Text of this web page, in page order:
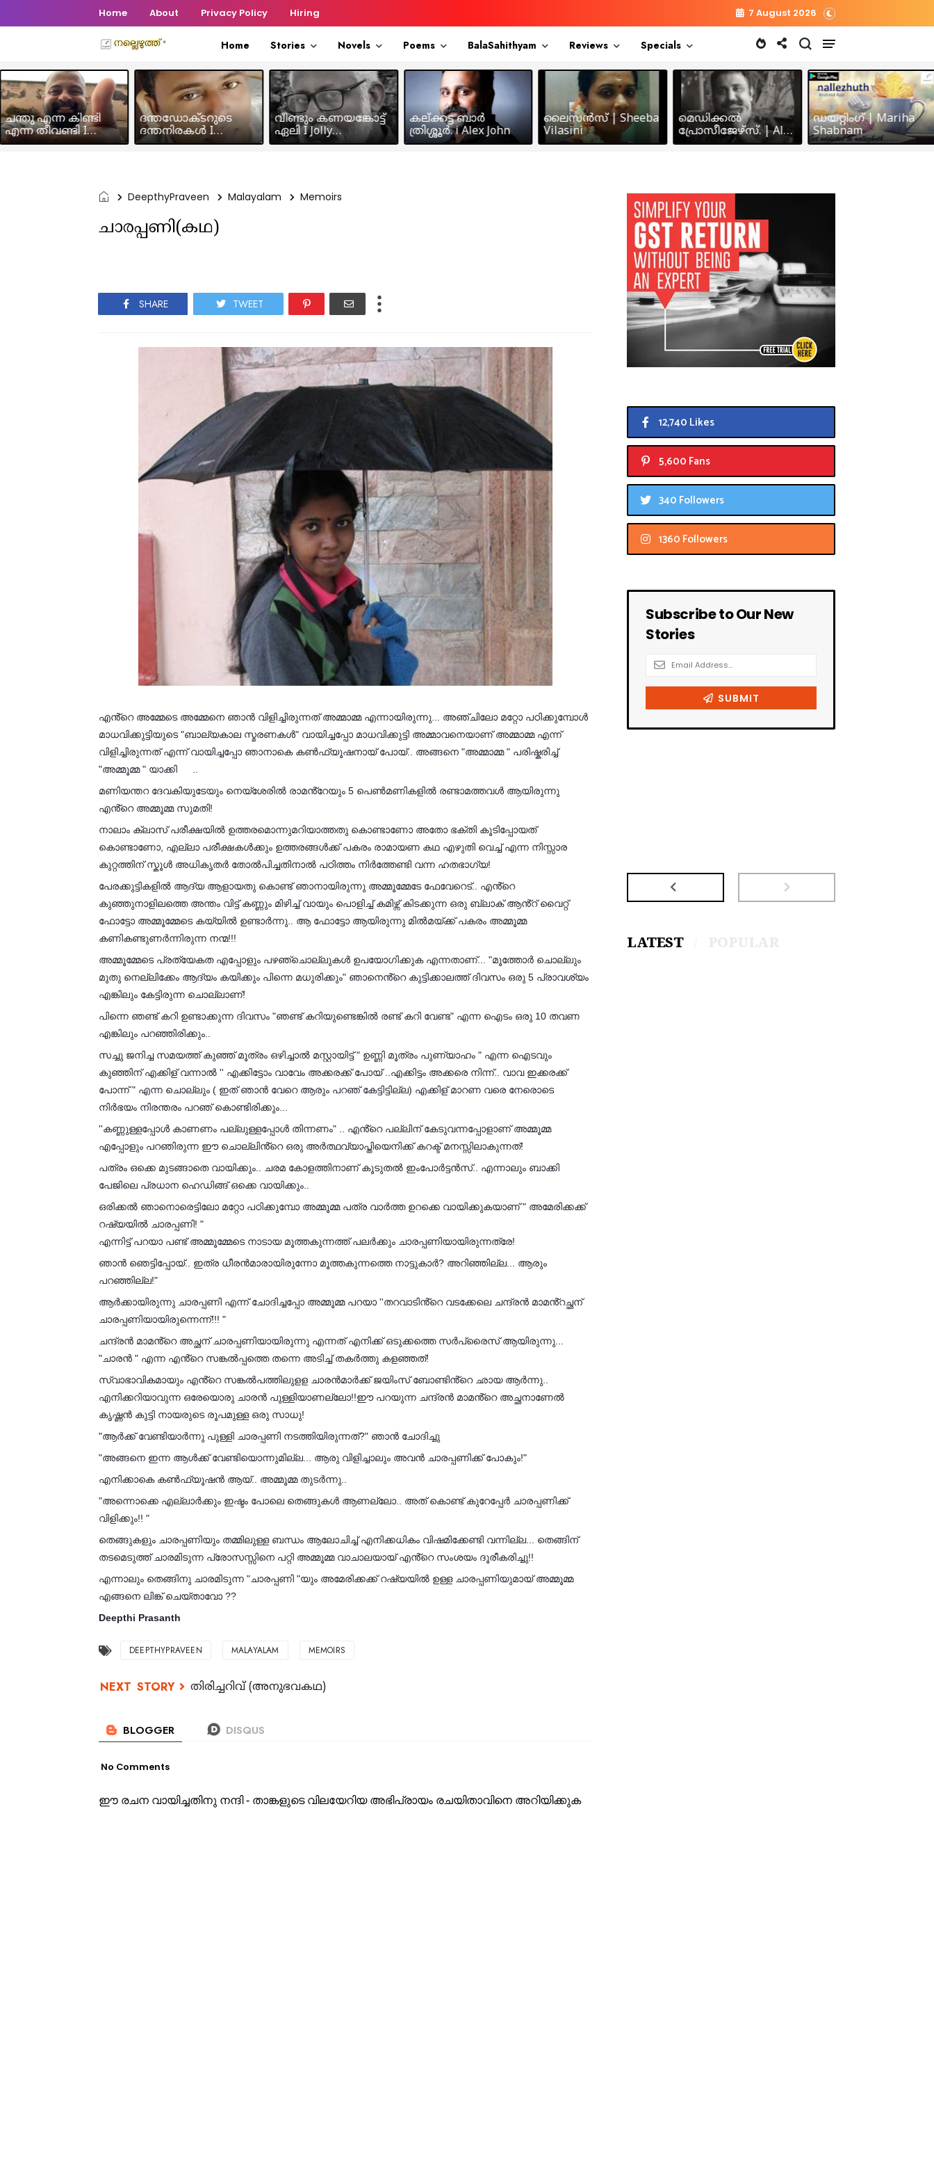
Home About Privacy Policy Hiring 7 August 2026
Home Stories Novels Poems BalaSahithyam Reviews Specials
ചന്തു എന്ന കിണ്ടി
എന്ന തീവണ്ടി I
Humour Story I Rajeev
ദന്തഡോക്ടറുടെ
ദന്തനിരകൾ I
Humour I Hussain MK
വീണ്ടും കണയങ്കോട്ട്
ഏലി I Jolly
Chakramakkil
കല്ക്കട്ട ബാർ
ത്രിശ്ശൂർ. i Alex John
ലൈസൻസ് | Sheeba
Vilasini
മെഡിക്കൽ
പ്രോസീജേഴ്സ്‌. | Alex
John
ഡയറ്റിംഗ് | Mariha
Shabnam
DeepthyPraveen Malayalam Memoirs
ചാരപ്പണി(കഥ)
SHARE TWEET
എൻ്റെ അമ്മേടെ അമ്മേനെ ഞാൻ വിളിച്ചിരുന്നത് അമ്മാമ്മ എന്നായിരുന്നു... അഞ്ചിലോ മറ്റോ പഠിക്കുമ്പോൾ
മാധവിക്കുട്ടിയുടെ "ബാല്യകാല സ്മരണകൾ" വായിച്ചപ്പോ മാധവിക്കുട്ടി അമ്മാവനെയാണ് അമ്മാമ്മ എന്ന്
വിളിച്ചിരുന്നത് എന്ന് വായിച്ചപ്പോ ഞാനാകെ കൺഫ്യൂഷനായ് പോയ്.. അങ്ങനെ "അമ്മാമ്മ " പരിഷ്കരിച്ച്
"അമ്മൂമ്മ " യാക്കി
മണിയന്തറ ദേവകിയുടേയും നെയ്ശേരിൽ രാമൻ്റേയും 5 പെൺമണികളിൽ രണ്ടാമത്തവൾ ആയിരുന്നു
എൻ്റെ അമ്മൂമ്മ സുമതി!
നാലാം ക്ലാസ് പരീക്ഷയിൽ ഉത്തരമൊന്നുമറിയാത്തതു കൊണ്ടാണോ അതോ ഭക്തി കൂടിപ്പോയത്
കൊണ്ടാണോ, എല്ലാ പരീക്ഷകൾക്കും ഉത്തരങ്ങൾക്ക് പകരം രാമായണ കഥ എഴുതി വെച്ച് എന്ന നിസ്സാര
കുറ്റത്തിന് സ്കൂൾ അധികൃതർ തോൽപിച്ചതിനാൽ പഠിത്തം നിർത്തേണ്ടി വന്ന ഹതഭാഗ്യ!
പേരക്കുട്ടികളിൽ ആദ്യ ആളായതു കൊണ്ട് ഞാനായിരുന്നു അമ്മൂമ്മേടേ ഫേവേറെട്.. എൻ്റെ
കുഞ്ഞുനാളിലത്തെ അന്തം വിട്ട് കണ്ണും മിഴിച്ച് വായും പൊളിച്ച് കമിഴ്ന്ന് കിടക്കുന്ന ഒരു ബ്ലാക് ആൻ്റ് വൈറ്റ്
ഫോട്ടോ അമ്മൂമ്മേടെ കയ്യിൽ ഉണ്ടാർന്നു.. ആ ഫോട്ടോ ആയിരുന്നു മിൽമയ്ക്ക് പകരം അമ്മൂമ്മ
കണികണ്ടുണർന്നിരുന്ന നന്മ!!!
അമ്മൂമ്മേടെ പ്രത്യേകത എപ്പോളും പഴഞ്ചൊല്ലുകൾ ഉപയോഗിക്കുക എന്നതാണ്... "മൂത്തോർ ചൊല്ലും
മുതു നെല്ലിക്കേം ആദ്യം കയിക്കും പിന്നെ മധുരിക്കും" ഞാനെൻ്റെ കുട്ടിക്കാലത്ത് ദിവസം ഒരു 5 പ്രാവശ്യം
എങ്കിലും കേട്ടിരുന്ന ചൊല്ലാണ്!
പിന്നെ ഞണ്ട് കറി ഉണ്ടാക്കുന്ന ദിവസം "ഞണ്ട് കറിയുണ്ടെങ്കിൽ രണ്ട് കറി വേണ്ട" എന്ന ഐടം ഒരു 10 തവണ
എങ്കിലും പറഞ്ഞിരിക്കും..
സച്ചു ജനിച്ച സമയത്ത് കുഞ്ഞ് മൂത്രം ഒഴിച്ചാൽ മസ്റ്റായിട്ട് " ഉണ്ണി മൂത്രം പുണ്യാഹം " എന്ന ഐടവും
കുഞ്ഞിന് എക്കിള് വന്നാൽ '' എക്കിട്ടോം വാവേം അക്കരക്ക് പോയ് ..എക്കിട്ടം അക്കരെ നിന്ന്.. വാവ ഇക്കരക്ക്
പോന്ന് " എന്ന ചൊല്ലും ( ഇത് ഞാൻ വേറെ ആരും പറഞ് കേട്ടിട്ടില്ല) എക്കിള് മാറണ വരെ നേരൊടെ
നിർഭയം നിരന്തരം പറഞ് കൊണ്ടിരിക്കും...
''കണ്ണുള്ളപ്പോൾ കാണണം പല്ലുള്ളപ്പോൾ തിന്നണം" .. എൻ്റെ പല്ലിന് കേടുവന്നപ്പോളാണ് അമ്മൂമ്മ
എപ്പോളും പറഞിരുന്ന ഈ ചൊല്ലിൻ്റെ ഒരു അർത്ഥവ്യാപ്തിയെനിക്ക് കറക്ട് മനസ്സിലാകുന്നത്!
പത്രം ഒക്കെ മുടങ്ങാതെ വായിക്കും.. ചരമ കോളത്തിനാണ് കൂടുതൽ ഇംപോർട്ടൻസ്.. എന്നാലും ബാക്കി
പേജിലെ പ്രധാന ഹെഡിങ്ങ് ഒക്കെ വായിക്കും..
ഒരിക്കൽ ഞാനൊരെട്ടിലോ മറ്റോ പഠിക്കുമ്പോ അമ്മൂമ്മ പത്ര വാർത്ത ഉറക്കെ വായിക്കുകയാണ് " അമേരിക്കക്ക്
റഷ്യയിൽ ചാരപ്പണി! "
എന്നിട്ട് പറയാ പണ്ട് അമ്മൂമ്മേടെ നാടായ മൂത്തകുന്നത്ത് പലർക്കും ചാരപ്പണിയായിരുന്നത്രേ!
ഞാൻ ഞെട്ടിപ്പോയ്.. ഇത്ര ധീരൻമാരായിരുന്നോ മൂത്തകുന്നത്തെ നാട്ടുകാർ? അറിഞ്ഞില്ല... ആരും
പറഞ്ഞില്ല!"
ആർക്കായിരുന്നു ചാരപ്പണി എന്ന് ചോദിച്ചപ്പോ അമ്മൂമ്മ പറയാ ''തറവാടിൻ്റെ വടക്കേലെ ചന്ദ്രൻ മാമൻ്റച്ഛന്
ചാരപ്പണിയായിരുന്നെന്ന്!!! "
ചന്ദ്രൻ മാമൻ്റെ അച്ഛന് ചാരപ്പണിയായിരുന്നു എന്നത് എനിക്ക് ഒടുക്കത്തെ സർപ്രൈസ് ആയിരുന്നു...
"ചാരൻ " എന്ന എൻ്റെ സങ്കൽപ്പത്തെ തന്നെ അടിച്ച് തകർത്തു കളഞ്ഞത്!
സ്വാഭാവികമായും എൻ്റെ സങ്കൽപത്തിലുളള ചാരൻമാർക്ക് ജയിംസ് ബോണ്ടിൻ്റെ ഛായ ആർന്നു..
എനിക്കറിയാവുന്ന ഒരേയൊരു ചാരൻ പുള്ളിയാണല്ലോ!!ഈ പറയുന്ന ചന്ദ്രൻ മാമൻ്റെ അച്ഛനാണേൽ
കൃഷ്ണൻ കുട്ടി നായരുടെ രൂപമുള്ള ഒരു സാധു!
"ആർക്ക് വേണ്ടിയാർന്നു പുള്ളി ചാരപ്പണി നടത്തിയിരുന്നത്?" ഞാൻ ചോദിച്ചു
"അങ്ങനെ ഇന്ന ആൾക്ക് വേണ്ടിയൊന്നുമില്ല... ആരു വിളിച്ചാലും അവൻ ചാരപ്പണിക്ക് പോകും!"
എനിക്കാകെ കൺഫ്യൂഷൻ ആയ്.. അമ്മൂമ്മ തുടർന്നു..
"അന്നൊക്കെ എല്ലാർക്കും ഇഷ്ടം പോലെ തെങ്ങുകൾ ആണല്ലോ.. അത് കൊണ്ട് കുറേപ്പേർ ചാരപ്പണിക്ക്
വിളിക്കും!! "
തെങ്ങുകളും ചാരപ്പണിയും തമ്മിലുള്ള ബന്ധം ആലോചിച്ച് എനിക്കധികം വിഷമിക്കേണ്ടി വന്നില്ല... തെങ്ങിന്
തടമെടുത്ത് ചാരമിടുന്ന പ്രോസസ്സിനെ പറ്റി അമ്മൂമ്മ വാചാലയായ് എൻ്റെ സംശയം ദൂരീകരിച്ചു!!
എന്നാലും തെങ്ങിനു ചാരമിടുന്ന "ചാരപ്പണി "യും അമേരിക്കക്ക് റഷ്യയിൽ ഉള്ള ചാരപ്പണിയുമായ് അമ്മൂമ്മ
എങ്ങനെ ലിങ്ക് ചെയ്താവോ ??
Deepthi Prasanth
DEEPTHYPRAVEEN MALAYALAM MEMOIRS
തിരിച്ചറിവ് (അനുഭവകഥ)
No Comments
ഈ രചന വായിച്ചതിനു നന്ദി - താങ്കളുടെ വിലയേറിയ അഭിപ്രായം രചയിതാവിനെ അറിയിക്കുക
12,740 Likes
5,600 Fans
340 Followers
1360 Followers
LATEST